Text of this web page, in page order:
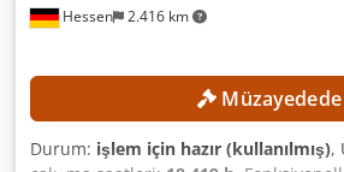
Hessen 2.416 km
Müzayedede
Durum: işlem için hazır (kullanılmış),